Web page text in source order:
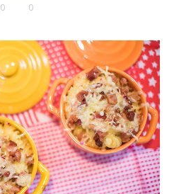
0 0